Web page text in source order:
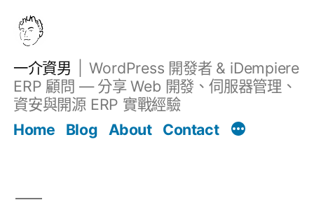
一介資男
WordPress 開發者 & iDempiere
ERP 顧問 — 分享 Web 開發、伺服器管理、
資安與開源 ERP 實戰經驗
Home
Blog About Contact
文章 Filter